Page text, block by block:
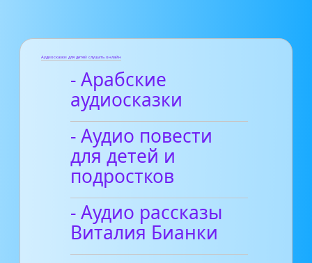
Аудиосказки для детей слушать онлайн
- Арабские
аудиосказки
- Аудио повести
для детей и
подростков
- Аудио рассказы
Виталия Бианки